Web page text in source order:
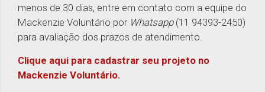
menos de 30 dias, entre em contato com a equipe do
Mackenzie Voluntário por Whatsapp (11 94393-2450)
para avaliação dos prazos de atendimento.
Clique aqui para cadastrar seu projeto no
Mackenzie Voluntário.